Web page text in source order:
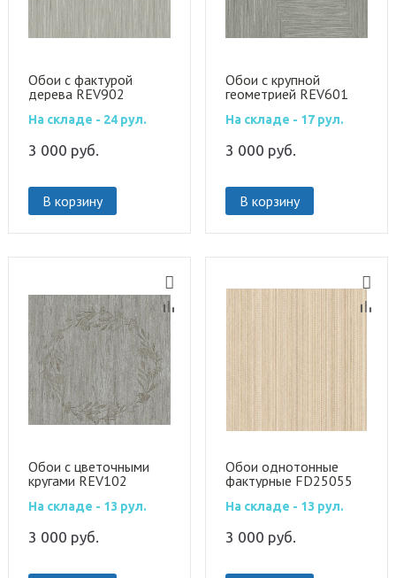
Обои с фактурой
дерева REV902
На складе - 24 рул.
3 000 руб.
В корзину
Обои с крупной
геометрией REV601
На складе - 17 рул.
3 000 руб.
В корзину
Обои с цветочными
кругами REV102
На складе - 13 рул.
3 000 руб.
Обои однотонные
фактурные FD25055
На складе - 13 рул.
3 000 руб.